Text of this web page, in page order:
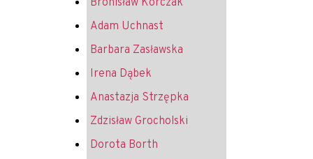
Bronisław Korczak
Adam Uchnast
Barbara Zasławska
Irena Dąbek
Anastazja Strzępka
Zdzisław Grocholski
Dorota Borth